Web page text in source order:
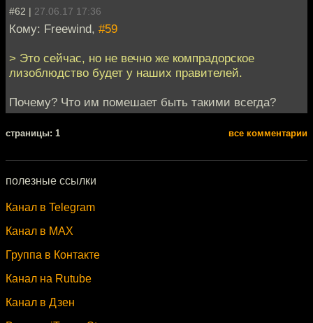
#62 | 27.06.17 17:36
Кому: Freewind, #59
> Это сейчас, но не вечно же компрадорское
лизоблюдство будет у наших правителей.
Почему? Что им помешает быть такими всегда?
cтраницы: 1 все комментарии
полезные ссылки
Канал в Telegram
Канал в MAX
Группа в Контакте
Канал на Rutube
Канал в Дзен